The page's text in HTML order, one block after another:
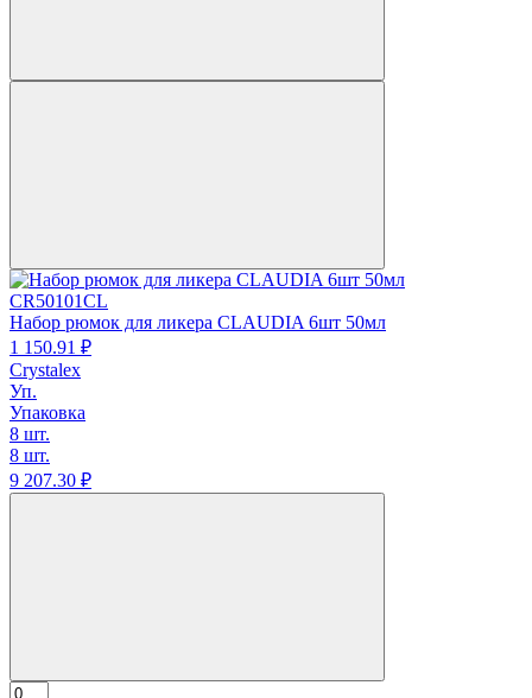
CR50101CL
Набор рюмок для ликера CLAUDIA 6шт 50мл
1 150.91 ₽
Crystalex
Уп.
Упаковка
8 шт.
8 шт.
9 207.30 ₽